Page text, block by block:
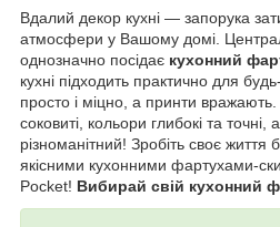
Вдалий декор кухні — запорука
атмосфери у Вашому домі.
однозначно посідає кухонний
кухні підходить практично для
просто і міцно, а принти
соковиті, кольори глибокі та
різноманітний! Зробіть своє
якісними кухонними фартухами-
Pocket! Вибирай свій кухонний